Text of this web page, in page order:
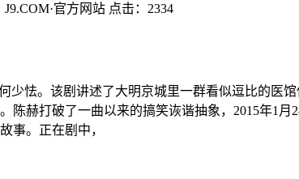
J9.COM·官方网站 点击： 2334
怯。该剧讲述了大明京城里一群看似逗比的医
陈赫打破了一曲以来的搞笑诙谐抽象，2015年1
事。正在剧中，